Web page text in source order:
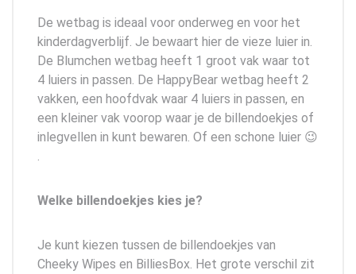
De wetbag is ideaal voor onderweg en voor het
kinderdagverblijf. Je bewaart hier de vieze luier in.
De Blumchen wetbag heeft 1 groot vak waar tot
4 luiers in passen. De HappyBear wetbag heeft 2
vakken, een hoofdvak waar 4 luiers in passen, en
een kleiner vak voorop waar je de billendoekjes of
inlegvellen in kunt bewaren. Of een schone luier 😉
.
Welke billendoekjes kies je?
Je kunt kiezen tussen de billendoekjes van
Cheeky Wipes en BilliesBox. Het grote verschil zit